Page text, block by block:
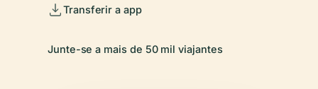
Transferir a app
Junte-se a mais de 50 mil viajantes